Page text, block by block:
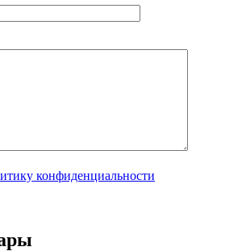
конфиденциальности